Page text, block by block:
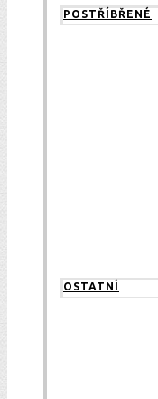
POSTŘÍBŘENÉ
OSTATNÍ